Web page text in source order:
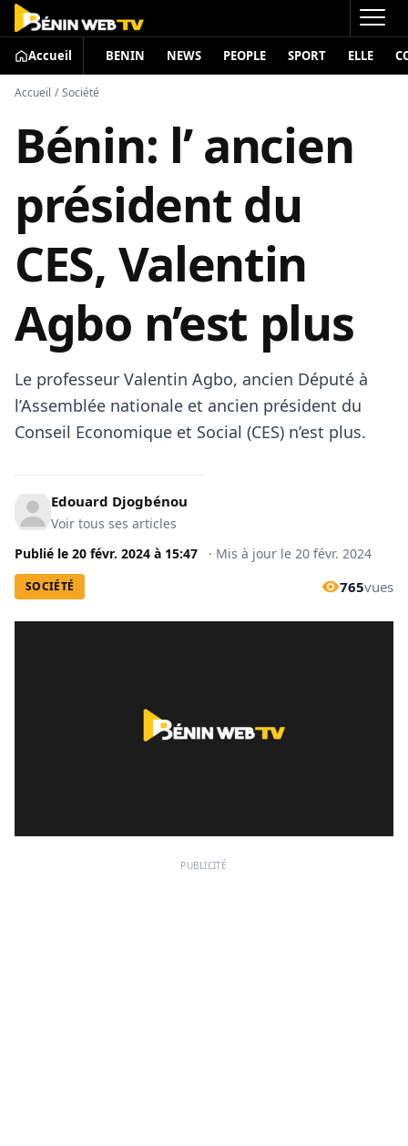
Accueil BENIN NEWS PEOPLE SPORT ELLE
Accueil / Société
Bénin: l’ ancien
président du
CES, Valentin
Agbo n’est plus
Le professeur Valentin Agbo, ancien Député à
l’Assemblée nationale et ancien président du
Conseil Economique et Social (CES) n’est plus.
Edouard Djogbénou
Voir tous ses articles
Publié le 20 févr. 2024 à 15:47 · Mis à jour le 20 févr. 2024
SOCIÉTÉ 765vues
PUBLICITÉ